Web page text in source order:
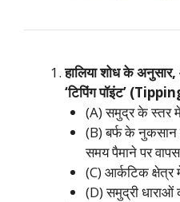
हालिया शोध के
‘टिपिंग पॉइंट’
(A) समुद्र के स्तर
(B) बर्फ के नुकसान
समय पैमाने पर
(C) आर्कटिक क्षेत्र
(D) समुद्री धाराओं